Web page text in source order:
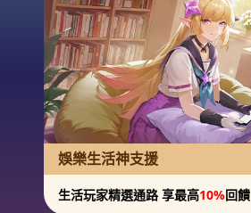
娛樂生活神支援
生活玩家精選通路 享最高10%回饋